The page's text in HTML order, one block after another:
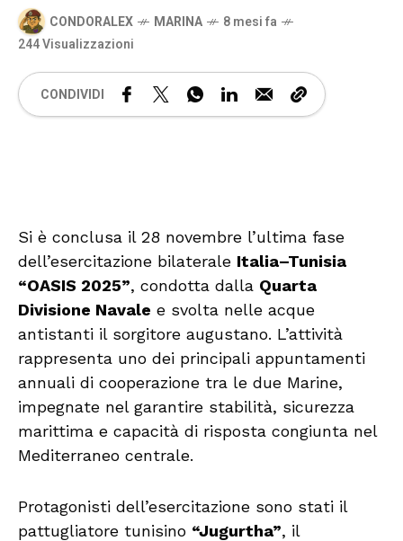
CONDORALEX MARINA
8 mesi fa
244 Visualizzazioni
CONDIVIDI
Si è conclusa il 28 novembre l’ultima fase
dell’esercitazione bilaterale Italia–Tunisia
“OASIS 2025”, condotta dalla Quarta
Divisione Navale e svolta nelle acque
antistanti il sorgitore augustano. L’attività
rappresenta uno dei principali appuntamenti
annuali di cooperazione tra le due Marine,
impegnate nel garantire stabilità, sicurezza
marittima e capacità di risposta congiunta nel
Mediterraneo centrale.
Protagonisti dell’esercitazione sono stati il
pattugliatore tunisino “Jugurtha”, il